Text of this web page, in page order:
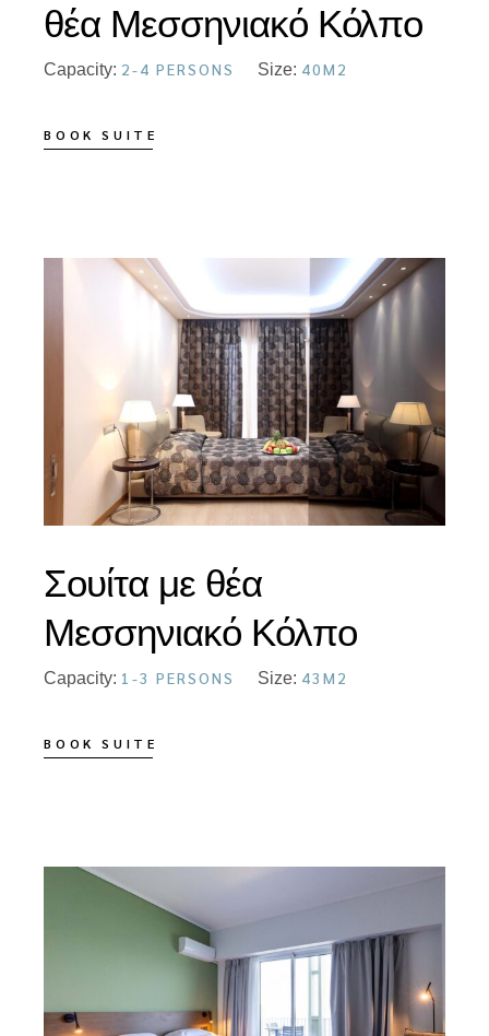
θέα Μεσσηνιακό Κόλπο
Capacity: 2-4 PERSONS Size: 40M2
BOOK SUITE
Σουίτα με θέα
Μεσσηνιακό Κόλπο
Capacity: 1-3 PERSONS Size: 43M2
BOOK SUITE